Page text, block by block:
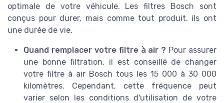
optimale de votre véhicule. Les filtres Bosch sont
conçus pour durer, mais comme tout produit, ils ont
une durée de vie.
Quand remplacer votre filtre à air ? Pour assurer
une bonne filtration, il est conseillé de changer
votre filtre à air Bosch tous les 15 000 à 30 000
kilomètres. Cependant, cette fréquence peut
varier selon les conditions d'utilisation de votre